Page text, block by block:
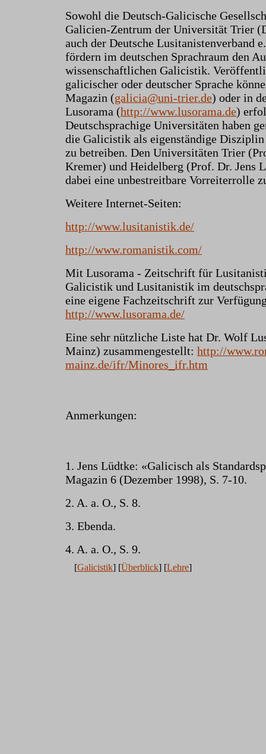
Sowohl die Deutsch-Galicische
Galicien-Zentrum der Universität Trier
auch der Deutsche Lusitanistenverband
fördern im deutschen Sprachraum den
wissenschaftlichen Galicistik.
galicischer oder deutscher Sprache
Magazin (galicia@uni-trier.de) oder in
Lusorama (http://www.lusorama.de)
Deutschsprachige Universitäten haben
die Galicistik als eigenständige Disziplin
zu betreiben. Den Universitäten Trier
Kremer) und Heidelberg (Prof. Dr. Jens
dabei eine unbestreitbare Vorreiterrolle
Weitere Internet-Seiten:
http://www.lusitanistik.de/
http://www.romanistik.com/
Mit Lusorama - Zeitschrift für
Galicistik und Lusitanistik im
eine eigene Fachzeitschrift zur
http://www.lusorama.de/
Eine sehr nützliche Liste hat Dr. Wolf
Mainz) zusammengestellt: http://
mainz.de/ifr/Minores_ifr.htm
Anmerkungen:
1. Jens Lüdtke: «Galicisch als
Magazin 6 (Dezember 1998), S. 7-10.
2. A. a. O., S. 8.
3. Ebenda.
4. A. a. O., S. 9.
[Galicistik] [Überblick] [Lehre]